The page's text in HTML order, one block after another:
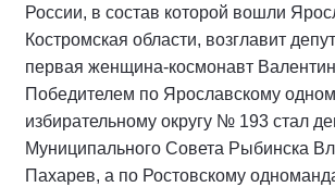
России, в состав которой вошли
Костромская области, возглавит
первая женщина-космонавт
Победителем по Ярославскому
избирательному округу № 193 стал
Муниципального Совета Рыбинска
Пахарев, а по Ростовскому